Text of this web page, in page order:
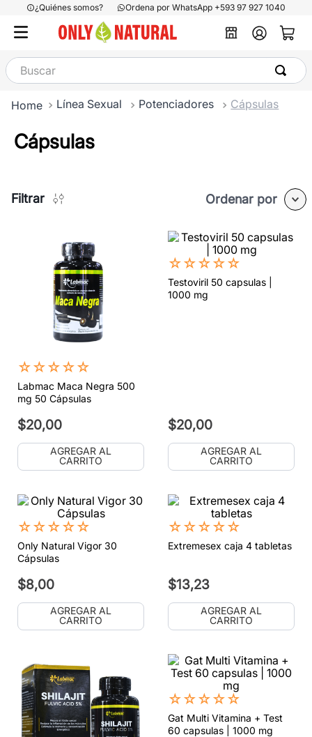
¿Quiénes somos? Ordena por WhatsApp +593 97 927 1040
Buscar
Línea Sexual Potenciadores Cápsulas
Cápsulas
Filtrar Ordenar por
☆☆☆☆☆
Labmac Maca Negra 500
mg 50 Cápsulas
$20,00
AGREGAR AL
CARRITO
☆☆☆☆☆
Testoviril 50 capsulas |
1000 mg
$20,00
AGREGAR AL
CARRITO
☆☆☆☆☆
Only Natural Vigor 30
Cápsulas
$8,00
AGREGAR AL
CARRITO
☆☆☆☆☆
Extremesex caja 4 tabletas
$13,23
AGREGAR AL
CARRITO
☆☆☆☆☆
Gat Multi Vitamina + Test
60 capsulas | 1000 mg